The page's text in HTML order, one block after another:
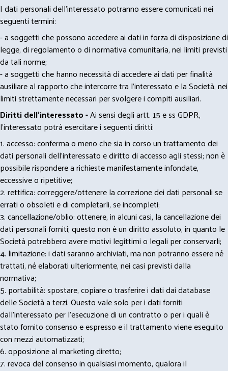
I dati personali dell’interessato potranno essere comunicati nei
seguenti termini:
- a soggetti che possono accedere ai dati in forza di disposizione di
legge, di regolamento o di normativa comunitaria, nei limiti previsti
da tali norme;
- a soggetti che hanno necessità di accedere ai dati per finalità
ausiliare al rapporto che intercorre tra l’interessato e la Società, nei
limiti strettamente necessari per svolgere i compiti ausiliari.
Diritti dell’interessato -Ai sensi degli artt. 15 e ss GDPR,
l’interessato potrà esercitare i seguenti diritti:
1. accesso: conferma o meno che sia in corso un trattamento dei
dati personali dell’interessato e diritto di accesso agli stessi; non è
possibile rispondere a richieste manifestamente infondate,
eccessive o ripetitive;
2. rettifica: correggere/ottenere la correzione dei dati personali se
errati o obsoleti e di completarli, se incompleti;
3. cancellazione/oblio: ottenere, in alcuni casi, la cancellazione dei
dati personali forniti; questo non è un diritto assoluto, in quanto le
Società potrebbero avere motivi legittimi o legali per conservarli;
4. limitazione: i dati saranno archiviati, ma non potranno essere né
trattati, né elaborati ulteriormente, nei casi previsti dalla
normativa;
5. portabilità: spostare, copiare o trasferire i dati dai database
delle Società a terzi. Questo vale solo per i dati forniti
dall’interessato per l’esecuzione di un contratto o per i quali è
stato fornito consenso e espresso e il trattamento viene eseguito
con mezzi automatizzati;
6. opposizione al marketing diretto;
7. revoca del consenso in qualsiasi momento, qualora il